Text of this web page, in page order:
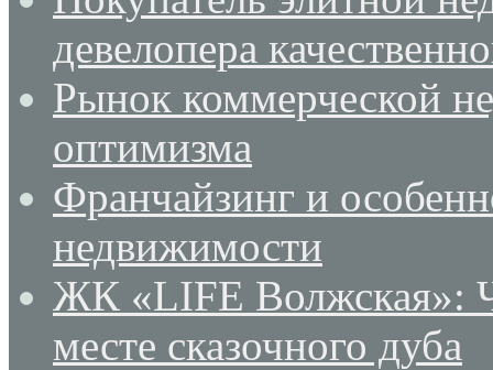
девелопера
Рынок коммерческой
оптимизма
Франчайзинг и
недвижимости
ЖК «LIFE Волжская»:
месте сказочного дуба